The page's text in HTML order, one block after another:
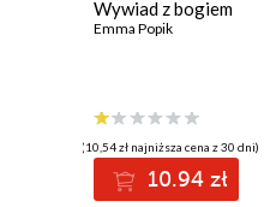
Wywiad z bogiem
Emma Popik
(10,54 zł najniższa cena z 30 dni)
10.94 zł